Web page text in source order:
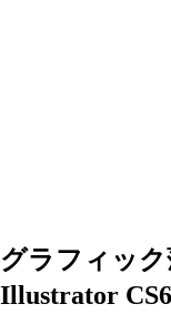
グラフィック
Illustrator